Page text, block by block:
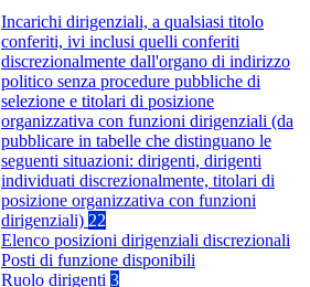
Incarichi dirigenziali, a qualsiasi titolo
conferiti, ivi inclusi quelli conferiti
discrezionalmente dall'organo di indirizzo
politico senza procedure pubbliche di
selezione e titolari di posizione
organizzativa con funzioni dirigenziali (da
pubblicare in tabelle che distinguano le
seguenti situazioni: dirigenti, dirigenti
individuati discrezionalmente, titolari di
posizione organizzativa con funzioni
dirigenziali) 22
Elenco posizioni dirigenziali discrezionali
Posti di funzione disponibili
Ruolo dirigenti 3